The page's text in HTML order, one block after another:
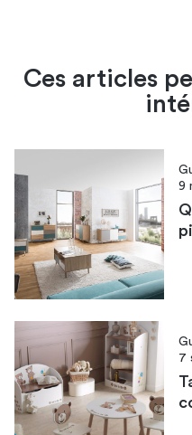
Ces articles
9
7